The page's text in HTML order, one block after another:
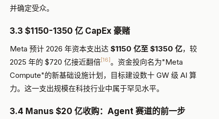
并确定受众。
3.3 $1150-1350 亿 CapEx 豪赌
Meta 预计 2026 年资本支出达 $1150 亿至 $1350 亿，较
2025 年的 $720 亿接近翻倍[16]。资金投向名为"Meta
Compute"的新基础设施计划，目标建设数十 GW 级 AI 算
力。这一支出规模在科技行业中属于罕见水平。
3.4 Manus $20 亿收购：Agent 赛道的前一步